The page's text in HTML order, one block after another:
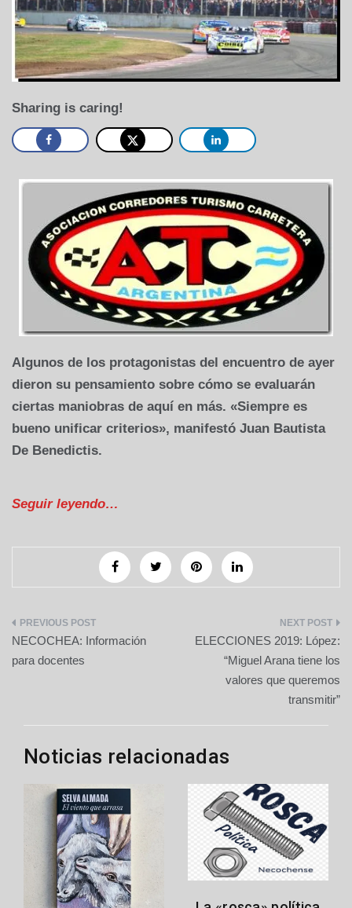
Sharing is caring!
Algunos de los protagonistas del encuentro de ayer
dieron su pensamiento sobre cómo se evaluarán
ciertas maniobras de aquí en más. «Siempre es
bueno unificar criterios», manifestó Juan Bautista
De Benedictis.
Seguir leyendo…
Navegación
de
NECOCHEA: Información
para docentes
ELECCIONES 2019: López:
“Miguel Arana tiene los
valores que queremos
transmitir”
Noticias relacionadas